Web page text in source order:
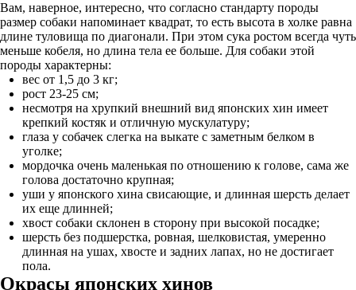
Вам, наверное, интересно, что согласно стандарту породы
размер собаки напоминает квадрат, то есть высота в холке равна
длине туловища по диагонали. При этом сука ростом всегда чуть
меньше кобеля, но длина тела ее больше. Для собаки этой
породы характерны:
вес от 1,5 до 3 кг;
рост 23-25 см;
несмотря на хрупкий внешний вид японских хин имеет
крепкий костяк и отличную мускулатуру;
глаза у собачек слегка на выкате с заметным белком в
уголке;
мордочка очень маленькая по отношению к голове, сама же
голова достаточно крупная;
уши у японского хина свисающие, и длинная шерсть делает
их еще длинней;
хвост собаки склонен в сторону при высокой посадке;
шерсть без подшерстка, ровная, шелковистая, умеренно
длинная на ушах, хвосте и задних лапах, но не достигает
пола.
Окрасы японских хинов